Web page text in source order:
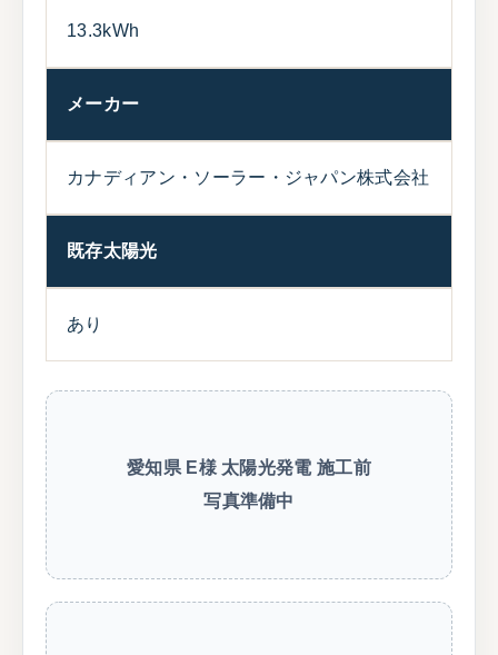
13.3kWh
メーカー
カナディアン・ソーラー・ジャパン株式会社
既存太陽光
あり
愛知県 E様 太陽光発電 施工前
写真準備中